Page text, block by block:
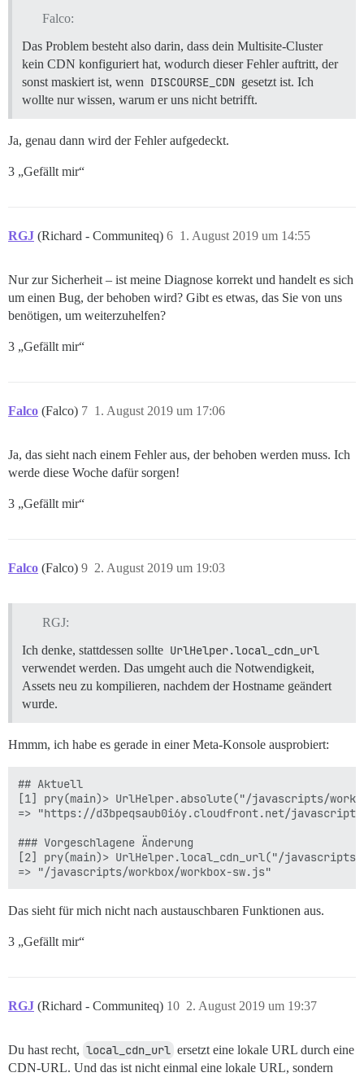
Falco:
Das Problem besteht also darin, dass dein Multisite-Cluster
kein CDN konfiguriert hat, wodurch dieser Fehler auftritt, der
sonst maskiert ist, wenn DISCOURSE_CDN gesetzt ist. Ich
wollte nur wissen, warum er uns nicht betrifft.
Ja, genau dann wird der Fehler aufgedeckt.
3 „Gefällt mir“
RGJ (Richard - Communiteq) 1. August 2019 um 14:55
6
Nur zur Sicherheit – ist meine Diagnose korrekt und handelt es sich
um einen Bug, der behoben wird? Gibt es etwas, das Sie von uns
benötigen, um weiterzuhelfen?
3 „Gefällt mir“
Falco (Falco) 1. August 2019 um 17:06
7
Ja, das sieht nach einem Fehler aus, der behoben werden muss. Ich
werde diese Woche dafür sorgen!
3 „Gefällt mir“
Falco (Falco) 2. August 2019 um 19:03
9
RGJ:
Ich denke, stattdessen sollte UrlHelper.local_cdn_url
verwendet werden. Das umgeht auch die Notwendigkeit,
Assets neu zu kompilieren, nachdem der Hostname geändert
wurde.
Hmmm, ich habe es gerade in einer Meta-Konsole ausprobiert:
## Aktuell
[1] pry(main)> UrlHelper.absolute("/javascripts/
=> "https://d3bpeqsaub0i6y.cloudfront.net/
### Vorgeschlagene Änderung
[2] pry(main)> UrlHelper.local_cdn_url("/javascripts/
Das sieht für mich nicht nach austauschbaren Funktionen aus.
3 „Gefällt mir“
RGJ (Richard - Communiteq) 2. August 2019 um 19:37
10
Du hast recht, local_cdn_url ersetzt eine lokale URL durch eine
CDN-URL. Und das ist nicht einmal eine lokale URL, sondern